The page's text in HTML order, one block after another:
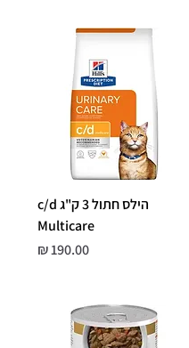
הילס חתול 3 ק"ג c/d
Multicare
מחיר